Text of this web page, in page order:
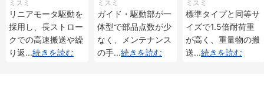
メンタル・アブソリ
ュート仕様
ミスミ
リニアモータ駆動を
採用し、長ストロー
クでの高速搬送や繰
り返...続きを読む
メンタル・アブソリ
ュート仕様
ミスミ
ガイド・駆動部が一
体型で部品点数が少
なく、メンテナンス
の手...続きを読む
重 インクリメンタ
ル・アブソリュート
仕様
ミスミ
標準タイプと同等サ
イズで1.5倍耐荷重
が高く、重量物の搬
送...続きを読む